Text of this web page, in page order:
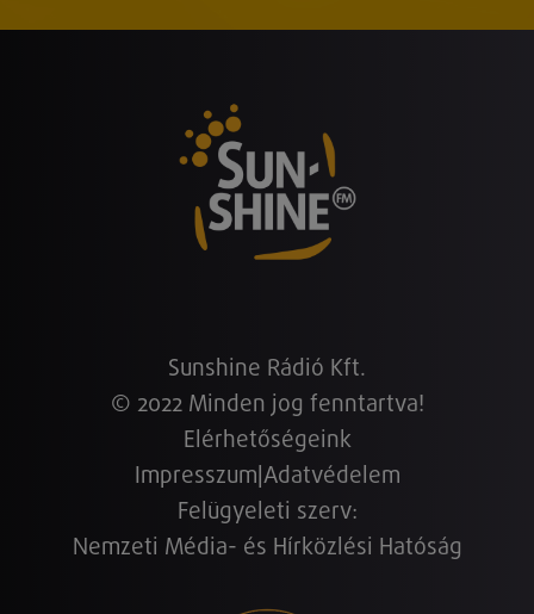
Sunshine Rádió Kft.
© 2022 Minden jog fenntartva!
Elérhetőségeink
Impresszum Adatvédelem
Felügyeleti szerv:
Nemzeti Média- és Hírközlési Hatóság